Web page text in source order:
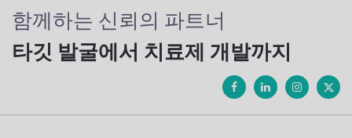
함께하는 신뢰의 파트너
타깃 발굴에서 치료제 개발까지